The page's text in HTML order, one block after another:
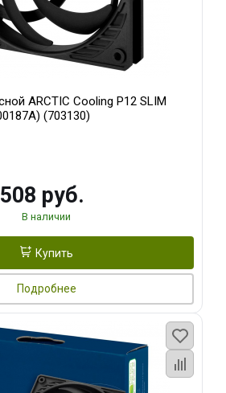
ARCTIC Cooling P12 SLIM
(703130)
508 руб.
В наличии
Купить
Подробнее